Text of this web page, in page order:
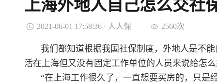
上海外地人自己怎么交社
2021-06-01 17:58:36 · 人人保 2560次
我们都知道根据我国社保制度，外地人是不
活在上海但又没有固定工作单位的人员来说给怎
“在上海工作很久了，一直想要买房的，只是